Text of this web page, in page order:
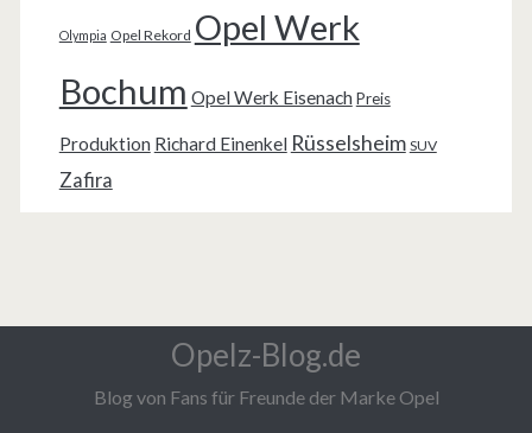
Olympia Opel Rekord Opel Werk
Bochum Opel Werk Eisenach Preis
Produktion Richard Einenkel Rüsselsheim SUV
Zafira
Opelz-Blog.de
Blog von Fans für Freunde der Marke Opel